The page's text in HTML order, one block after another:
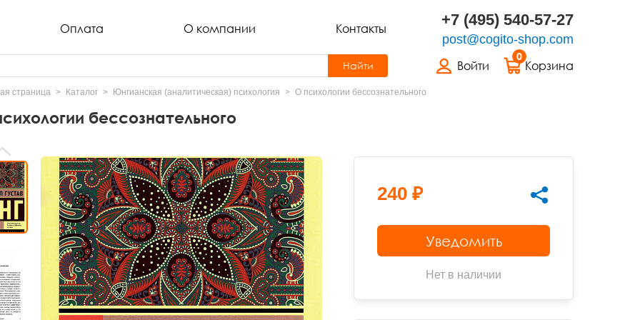
Оплата О компании Контакты +7 (495) 540-57-27
post@cogito-shop.com
Войти
0
Корзина
Найти
страница Каталог Юнгианская (аналитическая) психология О психологии бессознательного
бессознательного
240 ₽
Уведомить
Нет в наличии